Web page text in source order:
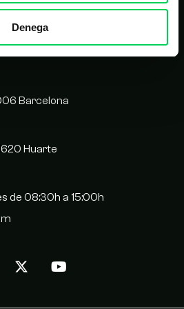
Denega
Barcelona
Huarte
de 08:30h a 15:00h